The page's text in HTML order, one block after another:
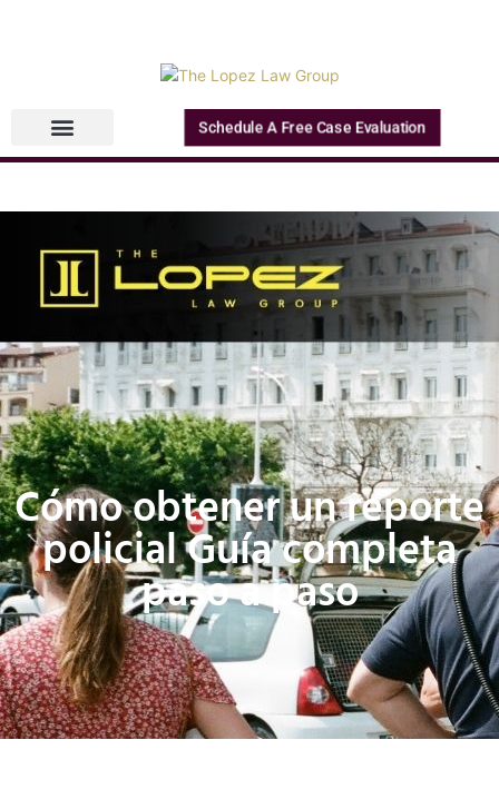
Schedule A Free Case Evaluation
Cómo obtener un reporte
policial Guía completa
paso a paso